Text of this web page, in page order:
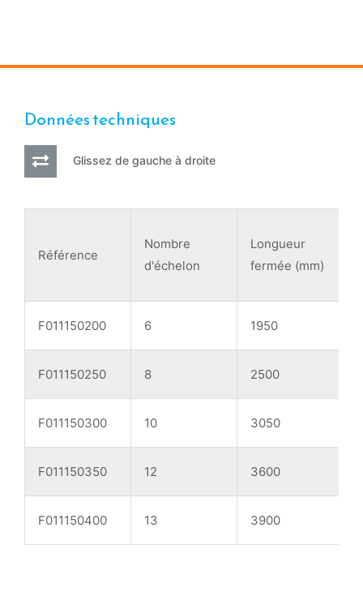
Données techniques
Glissez de gauche à droite
Référence
Nombre
d'échelon
Longueur
fermée (mm)
F011150200 6 1950
F011150250 8 2500
F011150300 10 3050
F011150350 12 3600
F011150400 13 3900